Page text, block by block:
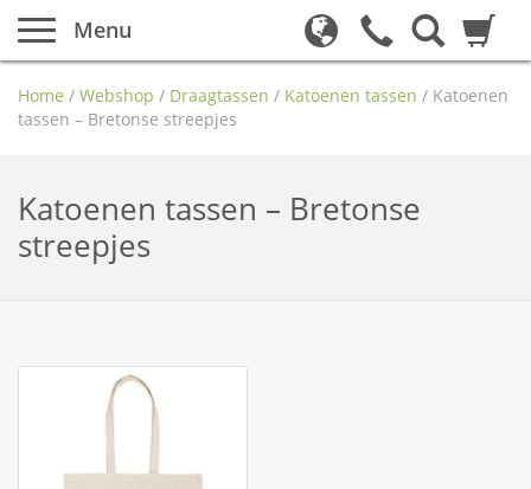
Menu
Home / Webshop / Draagtassen / Katoenen tassen / Katoenen
tassen – Bretonse streepjes
Katoenen tassen – Bretonse
streepjes